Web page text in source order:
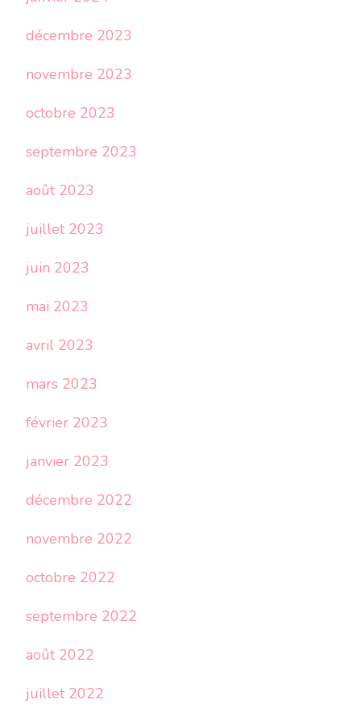
décembre 2023
novembre 2023
octobre 2023
septembre 2023
août 2023
juillet 2023
juin 2023
mai 2023
avril 2023
mars 2023
février 2023
janvier 2023
décembre 2022
novembre 2022
octobre 2022
septembre 2022
août 2022
juillet 2022